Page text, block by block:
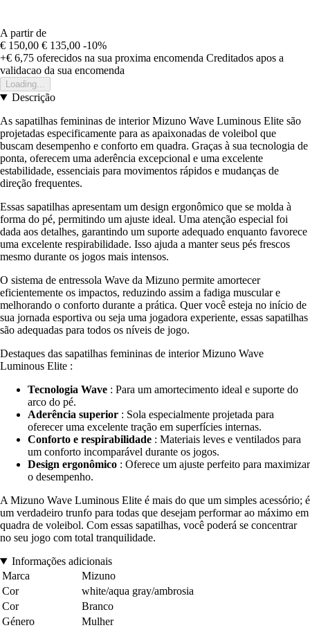
A partir de
€ 150,00 € 135,00 -10%
+€ 6,75 oferecidos na sua proxima encomenda Creditados apos a
validacao da sua encomenda
Loading...
Descrição
As sapatilhas femininas de interior Mizuno Wave Luminous Elite são
projetadas especificamente para as apaixonadas de voleibol que
buscam desempenho e conforto em quadra. Graças à sua tecnologia de
ponta, oferecem uma aderência excepcional e uma excelente
estabilidade, essenciais para movimentos rápidos e mudanças de
direção frequentes.
Essas sapatilhas apresentam um design ergonômico que se molda à
forma do pé, permitindo um ajuste ideal. Uma atenção especial foi
dada aos detalhes, garantindo um suporte adequado enquanto favorece
uma excelente respirabilidade. Isso ajuda a manter seus pés frescos
mesmo durante os jogos mais intensos.
O sistema de entressola Wave da Mizuno permite amortecer
eficientemente os impactos, reduzindo assim a fadiga muscular e
melhorando o conforto durante a prática. Quer você esteja no início de
sua jornada esportiva ou seja uma jogadora experiente, essas sapatilhas
são adequadas para todos os níveis de jogo.
Destaques das sapatilhas femininas de interior Mizuno Wave
Luminous Elite :
Tecnologia Wave : Para um amortecimento ideal e suporte do
arco do pé.
Aderência superior : Sola especialmente projetada para
oferecer uma excelente tração em superfícies internas.
Conforto e respirabilidade : Materiais leves e ventilados para
um conforto incomparável durante os jogos.
Design ergonômico : Oferece um ajuste perfeito para maximizar
o desempenho.
A Mizuno Wave Luminous Elite é mais do que um simples acessório; é
um verdadeiro trunfo para todas que desejam performar ao máximo em
quadra de voleibol. Com essas sapatilhas, você poderá se concentrar
no seu jogo com total tranquilidade.
Informações adicionais
Marca
Mizuno
Cor
white/aqua gray/ambrosia
Cor
Branco
Género
Mulher